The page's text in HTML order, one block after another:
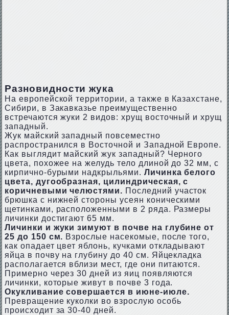
Разновидности жука
На европейской территории, а также в Казахстане,
Сибири, в Закавказье преимущественно
встречаются жуки 2 видов: хрущ восточный и хрущ
западный.
Жук майский западный повсеместно
распространился в Восточной и Западной Европе.
Как выглядит майский жук западный? Черного
цвета, похожее на желудь тело длиной до 32 мм, с
кирпично-бурыми надкрыльями. Личинка белого
цвета, дугообразная, цилиндрическая, с
коричневыми челюстями. Последний участок
брюшка с нижней стороны усеян коническими
щетинками, расположенными в 2 ряда. Размеры
личинки достигают 65 мм.
Личинки и жуки зимуют в почве на глубине от
25 до 150 см. Взрослые насекомые, после того,
как опадает цвет яблонь, кучками откладывают
яйца в почву на глубину до 40 см. Яйцекладка
располагается вблизи мест, где они питаются.
Примерно через 30 дней из яиц появляются
личинки, которые живут в почве 3 года.
Окукливание совершается в июне-июле.
Превращение куколки во взрослую особь
происходит за 30-40 дней.